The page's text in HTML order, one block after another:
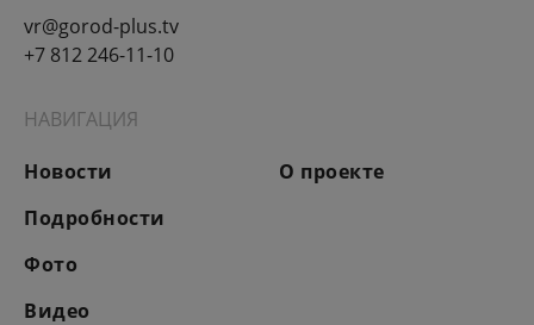
vr@gorod-plus.tv
+7 812 246-11-10
НАВИГАЦИЯ
Новости
Подробности
Фото
Видео
О проекте